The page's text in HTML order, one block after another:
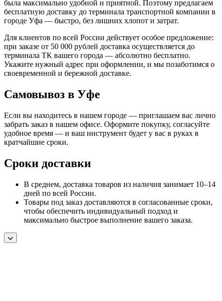
была максимально удобной и приятной. Поэтому предлагаем
бесплатную доставку до терминала транспортной компании в
городе Уфа — быстро, без лишних хлопот и затрат.
Для клиентов по всей России действует особое предложение:
при заказе от 50 000 рублей доставка осуществляется до
терминала ТК вашего города — абсолютно бесплатно.
Укажите нужный адрес при оформлении, и мы позаботимся о
своевременной и бережной доставке.
Самовывоз в Уфе
Если вы находитесь в нашем городе — приглашаем вас лично
забрать заказ в нашем офисе. Оформите покупку, согласуйте
удобное время — и ваш инструмент будет у вас в руках в
кратчайшие сроки.
Сроки доставки
В среднем, доставка товаров из наличия занимает 10–14
дней по всей России.
Товары под заказ доставляются в согласованные сроки,
чтобы обеспечить индивидуальный подход и
максимально быстрое выполнение вашего заказа.